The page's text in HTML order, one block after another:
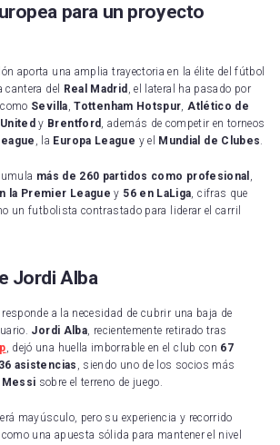
para un proyecto
aporta una amplia trayectoria en la élite del fútbol
cantera del
Real Madrid , el lateral ha pasado por
Sevilla,Tottenham Hotspur,Atlético de
y Brentford , además de competir en torneos
, la Europa League y el Mundial de Clubes.
más de 260 partidos como profesional ,
la Premier League y 56 en LaLiga, cifras que
un futbolista contrastado para liderar el carril
Jordi Alba
a la necesidad de cubrir una baja de
Jordi Alba, recientemente retirado tras
, dejó una huella imborrable en el club con 67
36 asistencias , siendo uno de los socios más
Messi sobre el terreno de juego.
mayúsculo, pero su experiencia y recorrido
una apuesta sólida para mantener el nivel